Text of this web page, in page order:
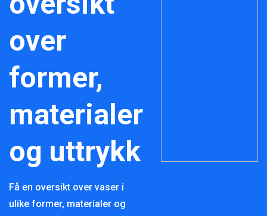
over
former,
materialer
og uttrykk
Få en oversikt over vaser i
ulike former, materialer og